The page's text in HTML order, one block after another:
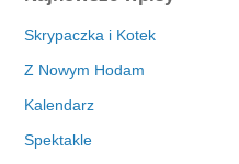
Skrypaczka i Kotek
Z Nowym Hodam
Kalendarz
Spektakle